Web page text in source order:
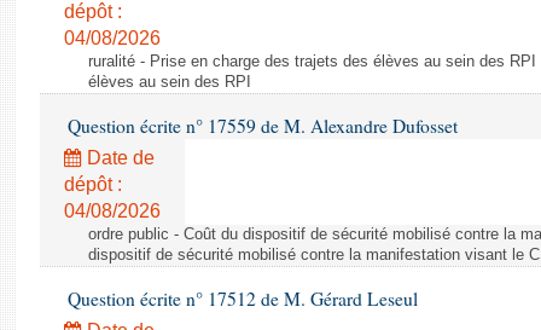
dépôt :
04/08/2026
ruralité - Prise en charge des trajets des élèves au sein des
élèves au sein des RPI
Question écrite n° 17559 de M. Alexandre Dufosset
Date de
dépôt :
04/08/2026
ordre public - Coût du dispositif de sécurité mobilisé contre la
dispositif de sécurité mobilisé contre la manifestation visant le
Question écrite n° 17512 de M. Gérard Leseul